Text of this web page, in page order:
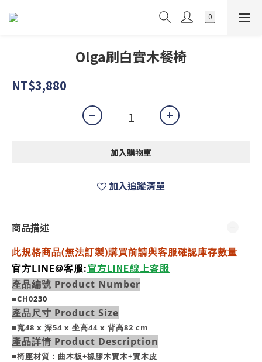
Olga刷白實木餐椅
NT$3,880
加入購物車
加入追蹤清單
商品描述
此規格商品(無法訂製)購買前請與客服確認庫存數量
官方LINE@客服:官方LINE線上客服
產品編號 Product Number
■CH0230
產品尺寸 Product Size
■寬48 x 深54 x 坐高44 x 背高82 cm
產品詳情 Product Description
■椅座材質：曲木板+橡膠木實木+實木皮